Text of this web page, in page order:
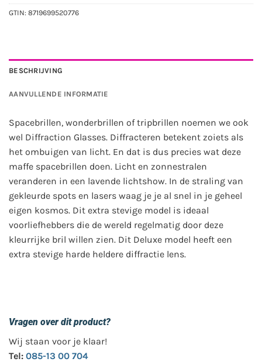
GTIN: 8719699520776
BESCHRIJVING
AANVULLENDE INFORMATIE
Spacebrillen, wonderbrillen of tripbrillen noemen we ook
wel Diffraction Glasses. Diffracteren betekent zoiets als
het ombuigen van licht. En dat is dus precies wat deze
maffe spacebrillen doen. Licht en zonnestralen
veranderen in een lavende lichtshow. In de straling van
gekleurde spots en lasers waag je je al snel in je geheel
eigen kosmos. Dit extra stevige model is ideaal
voorliefhebbers die de wereld regelmatig door deze
kleurrijke bril willen zien. Dit Deluxe model heeft een
extra stevige harde heldere diffractie lens.
Vragen over dit product?
Wij staan voor je klaar!
Tel: 085-13 00 704